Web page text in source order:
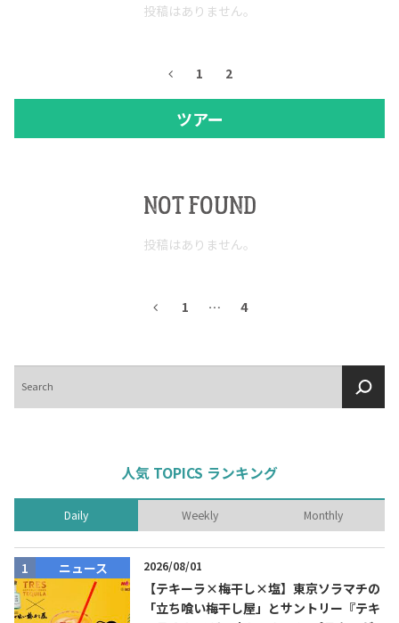
投稿はありません。
1 2
ツアー
NOT FOUND
投稿はありません。
1 … 4
索
人気 TOPICS ランキング
Daily Weekly Monthly
ニュース 2026/08/01
【テキーラ×梅干し×塩】東京ソラマチの
「立ち喰い梅干し屋」とサントリー『テキ